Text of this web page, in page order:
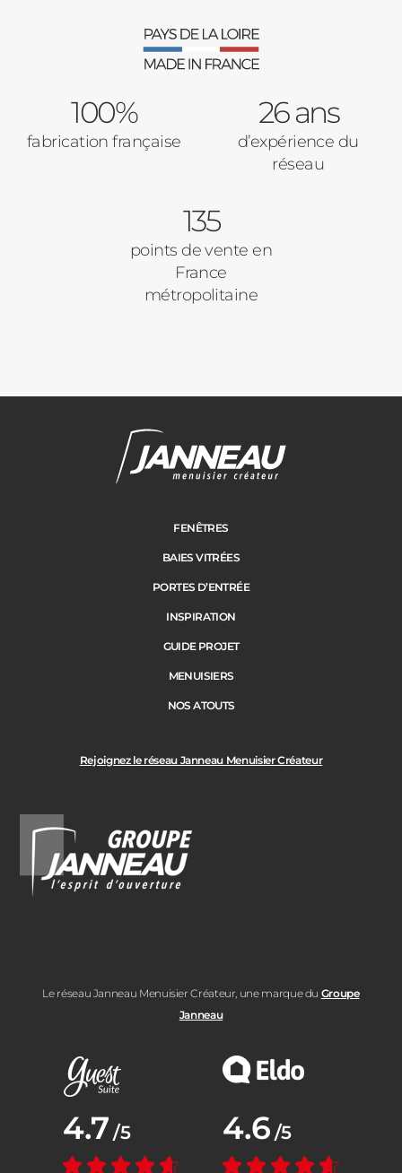
Verrière intérieures
Baies Vitrées
Volets Roulants
Pergolas
Cloture
Suivant
Pavillon
Adresse des travaux
Code Postal des travaux
100%
fabrication française
26 ans
d’expérience du
réseau
135
points de vente en
France
métropolitaine
Rejoignez le réseau Janneau Menuisier Créateur
Le réseau Janneau Menuisier Créateur, une marque du Groupe
Janneau
FENÊTRES
BAIES VITRÉES
PORTES D’ENTRÉE
INSPIRATION
GUIDE PROJET
MENUISIERS
NOS ATOUTS
Note moyenne :
4.7 /5
Note moyenne :
4.6 /5